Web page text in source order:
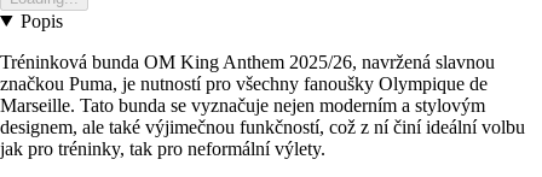
Popis
Tréninková bunda OM King Anthem 2025/26, navržená slavnou
značkou Puma, je nutností pro všechny fanoušky Olympique de
Marseille. Tato bunda se vyznačuje nejen moderním a stylovým
designem, ale také výjimečnou funkčností, což z ní činí ideální volbu
jak pro tréninky, tak pro neformální výlety.